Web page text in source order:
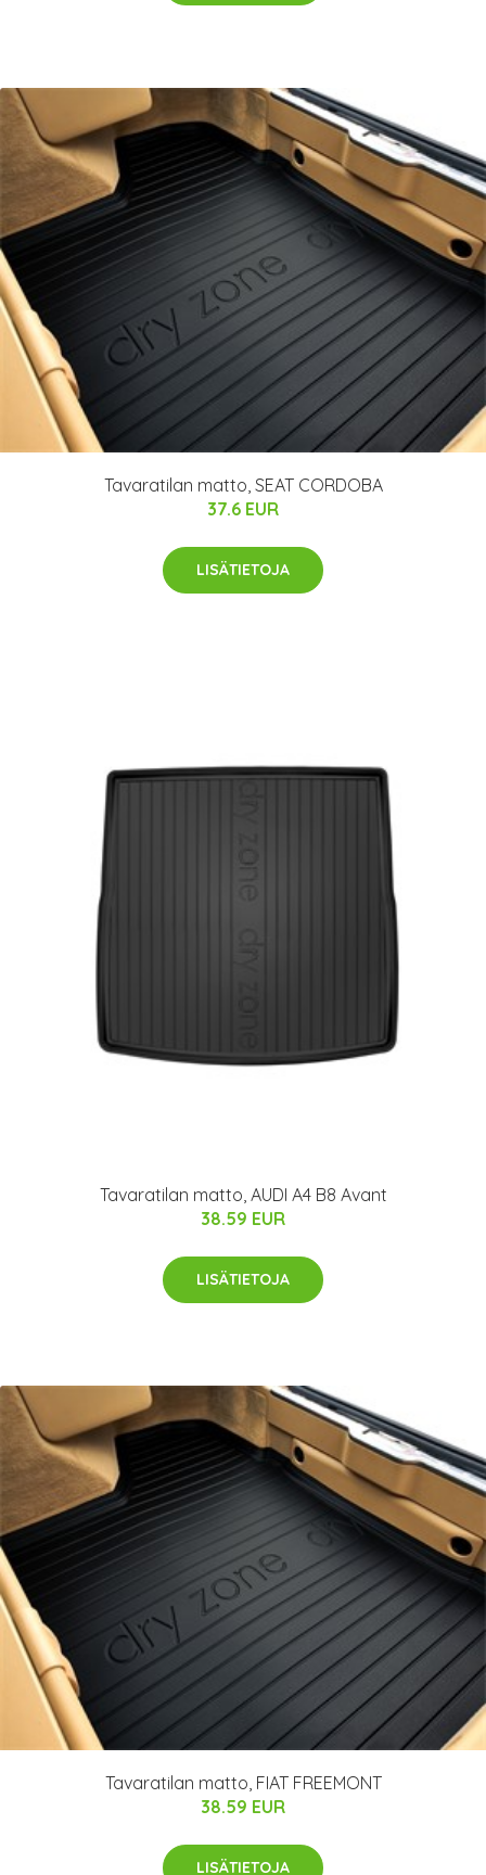
Tavaratilan matto, SEAT CORDOBA
37.6 EUR
LISÄTIETOJA
Tavaratilan matto, AUDI A4 B8 Avant
38.59 EUR
LISÄTIETOJA
Tavaratilan matto, FIAT FREEMONT
38.59 EUR
LISÄTIETOJA